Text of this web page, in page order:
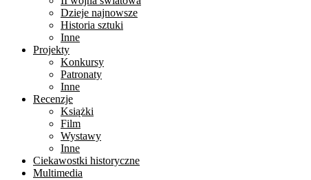
Dzieje najnowsze
Historia sztuki
Inne
Projekty
Konkursy
Patronaty
Inne
Recenzje
Książki
Film
Wystawy
Inne
Ciekawostki historyczne
Multimedia